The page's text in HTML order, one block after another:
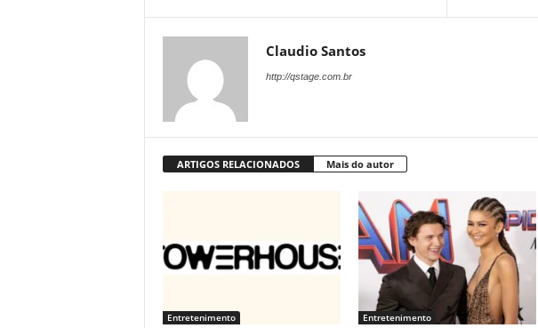
Claudio Santos
http://qstage.com.br
ARTIGOS RELACIONADOS Mais do autor
Entretenimento Entretenimento